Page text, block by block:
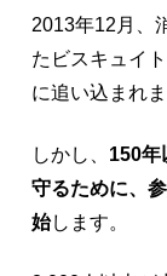
2013年12月、
たビスキュイ
に追い込まれま
しかし、 150年
守るために、
始します。